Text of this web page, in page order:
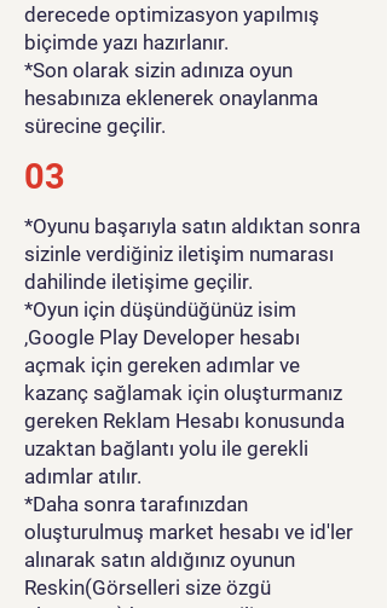
derecede optimizasyon yapılmış
biçimde yazı hazırlanır.
*Son olarak sizin adınıza oyun
hesabınıza eklenerek onaylanma
sürecine geçilir.
03
*Oyunu başarıyla satın aldıktan sonra
sizinle verdiğiniz iletişim numarası
dahilinde iletişime geçilir.
*Oyun için düşündüğünüz isim
,Google Play Developer hesabı
açmak için gereken adımlar ve
kazanç sağlamak için oluşturmanız
gereken Reklam Hesabı konusunda
uzaktan bağlantı yolu ile gerekli
adımlar atılır.
*Daha sonra tarafınızdan
oluşturulmuş market hesabı ve id'ler
alınarak satın aldığınız oyunun
Reskin(Görselleri size özgü